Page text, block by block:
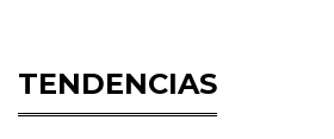
TENDENCIAS